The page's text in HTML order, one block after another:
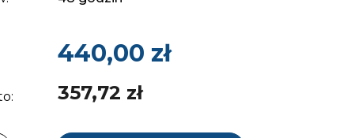
440,00 zł
357,72 zł